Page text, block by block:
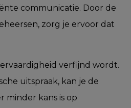
communicatie. Door de
zorg je ervoor dat
verfijnd wordt.
uitspraak, kan je de
minder kans is op